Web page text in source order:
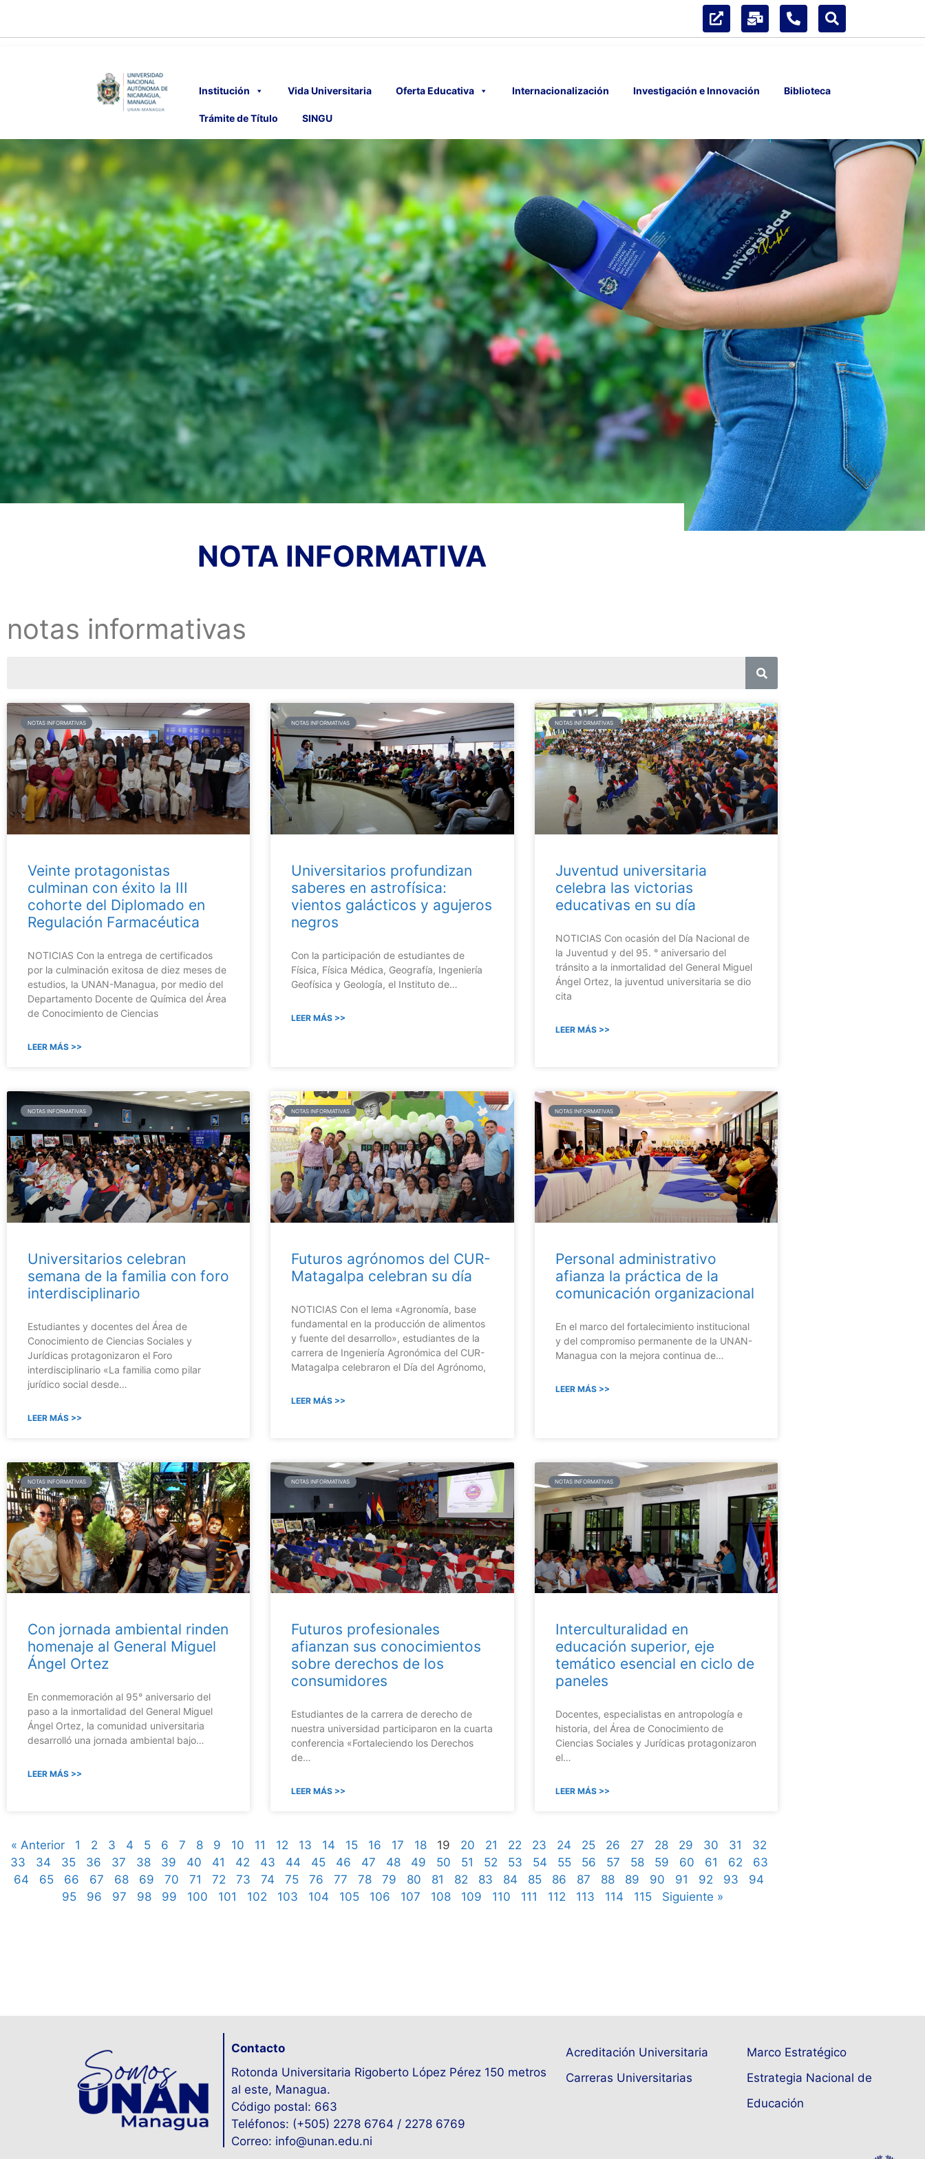
Institución Vida Universitaria Oferta Educativa Internacionalización Investigación e Innovación Biblioteca
Trámite de Título SINGU
NOTA INFORMATIVA
notas informativas
NOTAS INFORMATIVAS
Veinte protagonistas
culminan con éxito la III
cohorte del Diplomado en
Regulación Farmacéutica
NOTICIAS Con la entrega de certificados
por la culminación exitosa de diez meses de
estudios, la UNAN-Managua, por medio del
Departamento Docente de Química del Área
de Conocimiento de Ciencias
LEER MÁS >>
NOTAS INFORMATIVAS
Universitarios profundizan
saberes en astrofísica:
vientos galácticos y agujeros
negros
Con la participación de estudiantes de
Física, Física Médica, Geografía, Ingeniería
Geofísica y Geología, el Instituto de…
LEER MÁS >>
NOTAS INFORMATIVAS
Juventud universitaria
celebra las victorias
educativas en su día
NOTICIAS Con ocasión del Día Nacional de
la Juventud y del 95. ° aniversario del
tránsito a la inmortalidad del General Miguel
Ángel Ortez, la juventud universitaria se dio
cita
LEER MÁS >>
NOTAS INFORMATIVAS
Universitarios celebran
semana de la familia con foro
interdisciplinario
Estudiantes y docentes del Área de
Conocimiento de Ciencias Sociales y
Jurídicas protagonizaron el Foro
interdisciplinario «La familia como pilar
jurídico social desde…
LEER MÁS >>
NOTAS INFORMATIVAS
Futuros agrónomos del CUR-
Matagalpa celebran su día
NOTICIAS Con el lema «Agronomía, base
fundamental en la producción de alimentos
y fuente del desarrollo», estudiantes de la
carrera de Ingeniería Agronómica del CUR-
Matagalpa celebraron el Día del Agrónomo,
LEER MÁS >>
NOTAS INFORMATIVAS
Personal administrativo
afianza la práctica de la
comunicación organizacional
En el marco del fortalecimiento institucional
y del compromiso permanente de la UNAN-
Managua con la mejora continua de…
LEER MÁS >>
NOTAS INFORMATIVAS
Con jornada ambiental rinden
homenaje al General Miguel
Ángel Ortez
En conmemoración al 95° aniversario del
paso a la inmortalidad del General Miguel
Ángel Ortez, la comunidad universitaria
desarrolló una jornada ambiental bajo…
LEER MÁS >>
NOTAS INFORMATIVAS
Futuros profesionales
afianzan sus conocimientos
sobre derechos de los
consumidores
Estudiantes de la carrera de derecho de
nuestra universidad participaron en la cuarta
conferencia «Fortaleciendo los Derechos
de…
LEER MÁS >>
NOTAS INFORMATIVAS
Interculturalidad en
educación superior, eje
temático esencial en ciclo de
paneles
Docentes, especialistas en antropología e
historia, del Área de Conocimiento de
Ciencias Sociales y Jurídicas protagonizaron
el…
LEER MÁS >>
« Anterior 1 2 3 4 5 6 7 8 9 10 11 12 13 14 15 16 17 18 19 20 21 22 23 24 25 26 27 28 29 30 31
32
33
34 35 36 37 38 39 40 41 42 43 44 45 46 47 48 49 50 51 52 53 54 55 56 57 58 59 60 61 62
63
64
65 66 67 68 69 70 71 72 73 74 75 76 77 78 79 80 81 82 83 84 85 86 87 88 89 90 91 92 93
94
95
96 97 98 99 100 101 102 103 104 105 106 107 108 109 110 111 112 113 114 115 Siguiente »
Contacto
Rotonda Universitaria Rigoberto López Pérez 150 metros
al este, Managua.
Código postal: 663
Teléfonos: (+505) 2278 6764 / 2278 6769
Correo: info@unan.edu.ni
Acreditación Universitaria
Carreras Universitarias
Marco Estratégico
Estrategia Nacional de
Educación